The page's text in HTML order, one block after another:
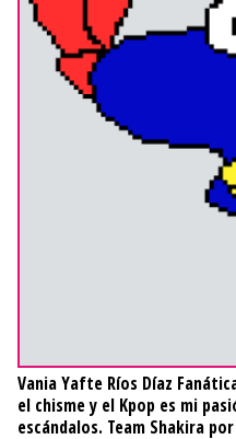
Vania Yafte Ríos Díaz
el chisme y el Kpop es mi
escándalos. Team Shakira